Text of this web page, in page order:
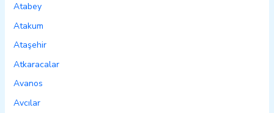
Atabey
Atakum
Ataşehir
Atkaracalar
Avanos
Avcılar